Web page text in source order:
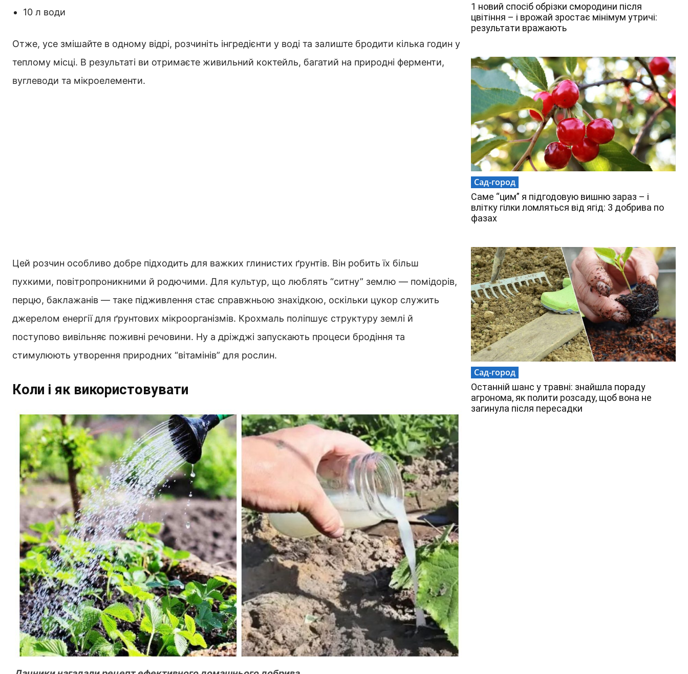
10 л води
Отже, усе змішайте в одному відрі, розчиніть інгредієнти у воді та залиште бродити кілька годин у
теплому місці. В результаті ви отримаєте живильний коктейль, багатий на природні ферменти,
вуглеводи та мікроелементи.
Цей розчин особливо добре підходить для важких глинистих ґрунтів. Він робить їх більш
пухкими, повітропроникними й родючими. Для культур, що люблять “ситну” землю — помідорів,
перцю, баклажанів — таке підживлення стає справжньою знахідкою, оскільки цукор служить
джерелом енергії для ґрунтових мікроорганізмів. Крохмаль поліпшує структуру землі й
поступово вивільняє поживні речовини. Ну а дріжджі запускають процеси бродіння та
стимулюють утворення природних “вітамінів” для рослин.
Коли і як використовувати
1 новий спосіб обрізки смородини після
цвітіння – і врожай зростає мінімум утричі:
результати вражають
Сад-город
Саме “цим” я підгодовую вишню зараз – і
влітку гілки ломляться від ягід: 3 добрива по
фазах
Сад-город
Останній шанс у травні: знайшла пораду
агронома, як полити розсаду, щоб вона не
загинула після пересадки